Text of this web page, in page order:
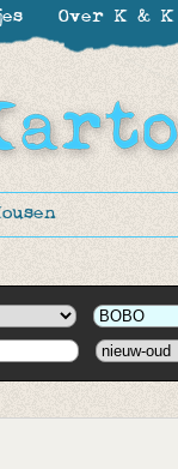
Over K & K